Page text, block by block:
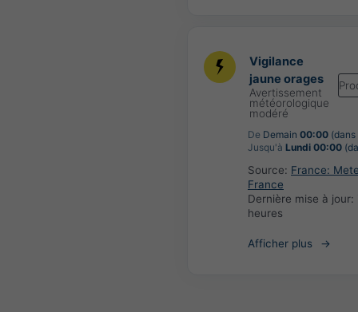
Vigilance
jaune orages
Avertissement
météorologique
modéré
De Demain 00:00
Jusqu'à Lundi 00:00
Source: France:
France
Dernière mise à jour:
heures
Afficher plus